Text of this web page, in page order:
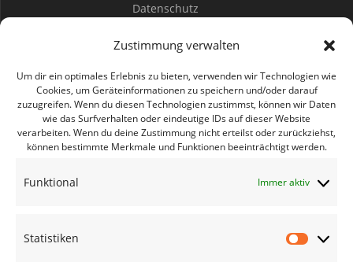
Zustimmung verwalten
Um dir ein optimales Erlebnis zu bieten, verwenden wir Technologien wie
Cookies, um Geräteinformationen zu speichern und/oder darauf
zuzugreifen. Wenn du diesen Technologien zustimmst, können wir Daten
wie das Surfverhalten oder eindeutige IDs auf dieser Website
verarbeiten. Wenn du deine Zustimmung nicht erteilst oder zurückziehst,
können bestimmte Merkmale und Funktionen beeinträchtigt werden.
Funktional Immer aktiv
Statistiken
Datenschutz
Bürgerbüro Coswig
Bürgerbüro Lommatzsch